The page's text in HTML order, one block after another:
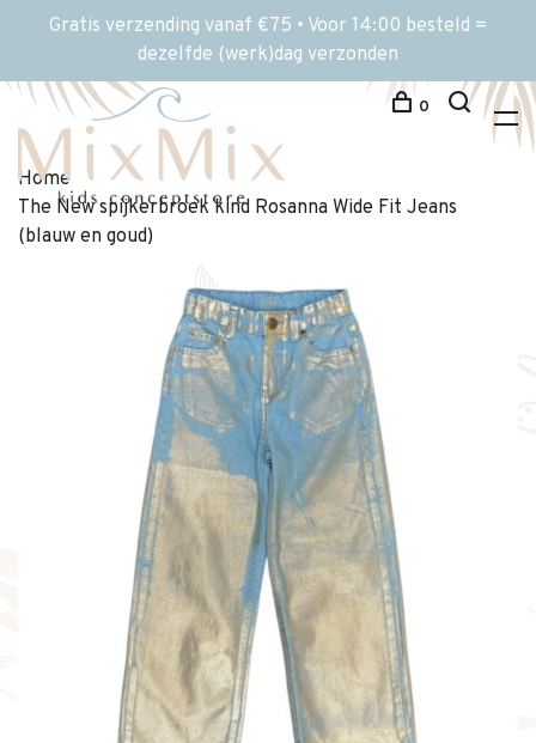
Gratis verzending vanaf €75 • Voor 14:00 besteld =
dezelfde (werk)dag verzonden
0
Home
The New spijkerbroek kind Rosanna Wide Fit Jeans
(blauw en goud)